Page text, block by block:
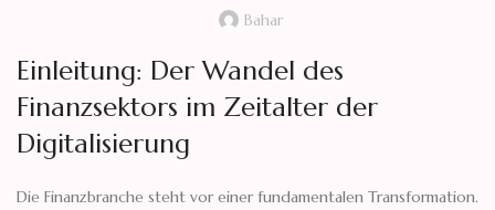
Bahar
Einleitung: Der Wandel des
Finanzsektors im Zeitalter der
Digitalisierung
Die Finanzbranche steht vor einer fundamentalen Transformation.